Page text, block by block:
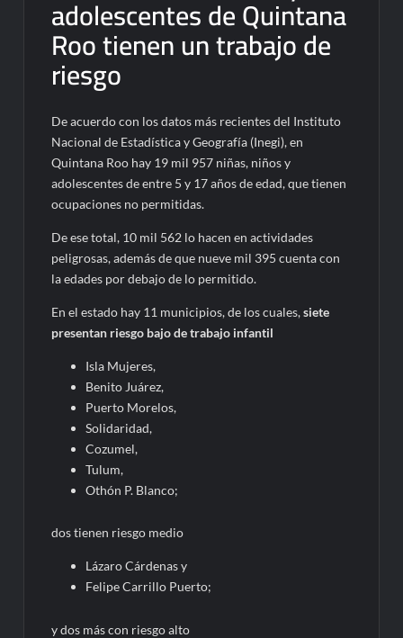
adolescentes de Quintana
Roo tienen un trabajo de
riesgo
De acuerdo con los datos más recientes del Instituto
Nacional de Estadística y Geografía (Inegi), en
Quintana Roo hay 19 mil 957 niñas, niños y
adolescentes de entre 5 y 17 años de edad, que tienen
ocupaciones no permitidas.
De ese total, 10 mil 562 lo hacen en actividades
peligrosas, además de que nueve mil 395 cuenta con
la edades por debajo de lo permitido.
En el estado hay 11 municipios, de los cuales,siete
presentan riesgo bajo de trabajo infantil
Isla Mujeres,
Benito Juárez,
Puerto Morelos,
Solidaridad,
Cozumel,
Tulum,
Othón P. Blanco;
dos tienen riesgo medio
Lázaro Cárdenas y
Felipe Carrillo Puerto;
y dos más con riesgo alto